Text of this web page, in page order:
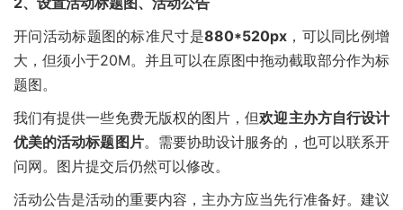
开问活动标题图的标准尺寸是880*520px，可以同比例增
大，但须小于20M。并且可以在原图中拖动截取部分作为标
题图。
我们有提供一些免费无版权的图片，但欢迎主办方自行设计
优美的活动标题图片。需要协助设计服务的，也可以联系开
问网。图片提交后仍然可以修改。
活动公告是活动的重要内容，主办方应当先行准备好。建议